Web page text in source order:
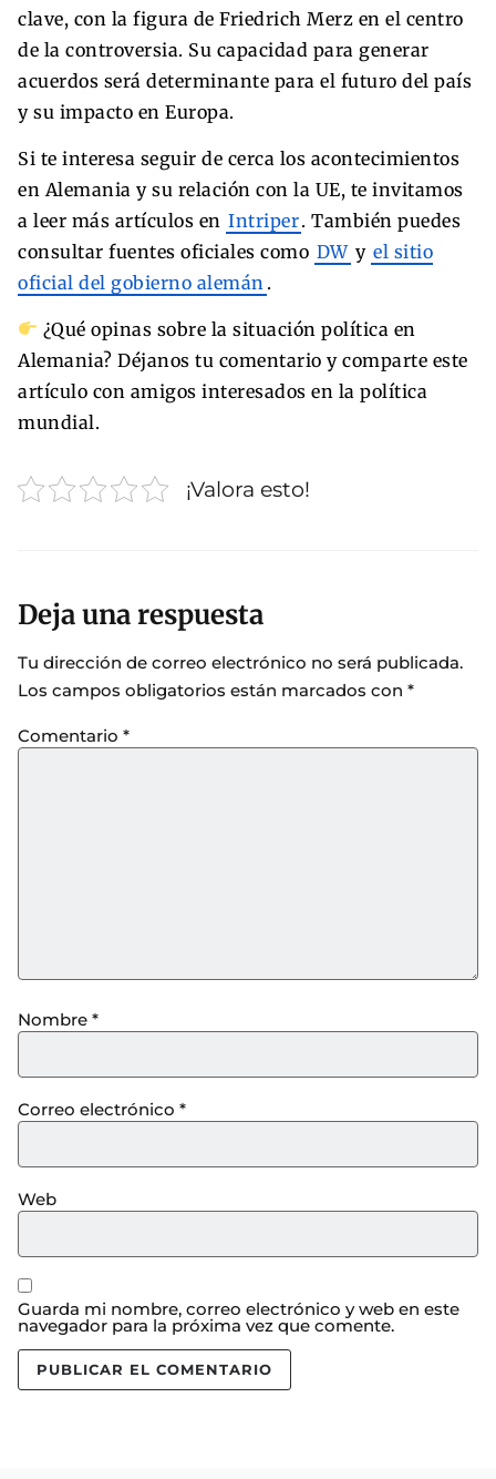
clave, con la figura de Friedrich Merz en el centro
de la controversia. Su capacidad para generar
acuerdos será determinante para el futuro del país
y su impacto en Europa.
Si te interesa seguir de cerca los acontecimientos
en Alemania y su relación con la UE, te invitamos
a leer más artículos en Intriper. También puedes
consultar fuentes oficiales como DW y el sitio
oficial del gobierno alemán .
¿Qué opinas sobre la situación política en
Alemania? Déjanos tu comentario y comparte este
artículo con amigos interesados en la política
mundial.
¡Valora esto!
Deja una respuesta
Tu dirección de correo electrónico no será publicada.
Los campos obligatorios están marcados con *
Comentario *
Nombre *
Correo electrónico *
Web
Guarda mi nombre, correo electrónico y web en este
navegador para la próxima vez que comente.